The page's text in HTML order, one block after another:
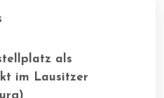
als
im Lausitzer